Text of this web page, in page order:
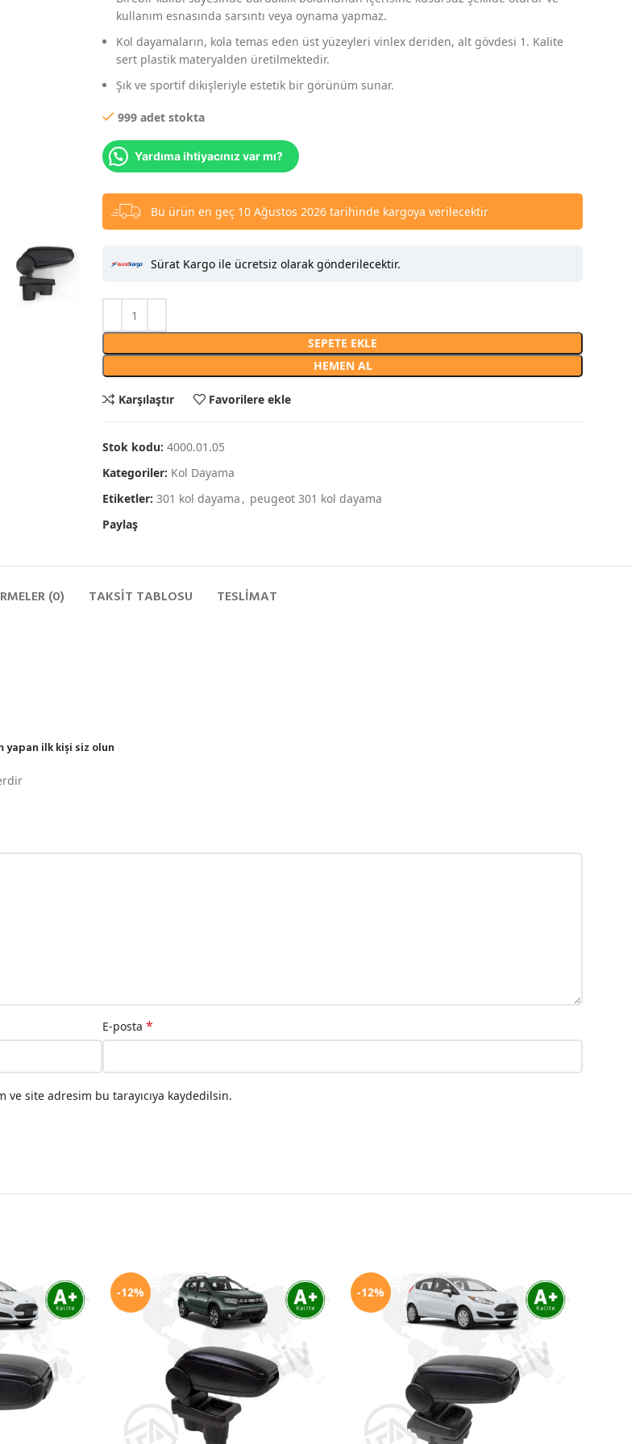
kullanım esnasında sarsıntı veya oynama yapmaz.
Kol dayamaların, kola temas eden üst yüzeyleri vinlex deriden, alt gövdesi 1. Kalite
sert plastik materyalden üretilmektedir.
Şık ve sportif dikişleriyle estetik bir görünüm sunar.
999 adet stokta
Yardıma ihtiyacınız var mı?
Bu ürün en geç 10 Ağustos 2026 tarihinde kargoya verilecektir
Sürat Kargo ile ücretsiz olarak gönderilecektir.
SEPETE EKLE
HEMEN AL
Karşılaştır Favorilere ekle
Stok kodu: 4000.01.05
Kategoriler: Kol Dayama
Etiketler: 301 kol dayama , peugeot 301 kol dayama
Paylaş
(0) TAKSIT TABLOSU TESLIMAT
yapan ilk kişi siz olun
E-posta *
ve site adresim bu tarayıcıya kaydedilsin.
-12% -12%